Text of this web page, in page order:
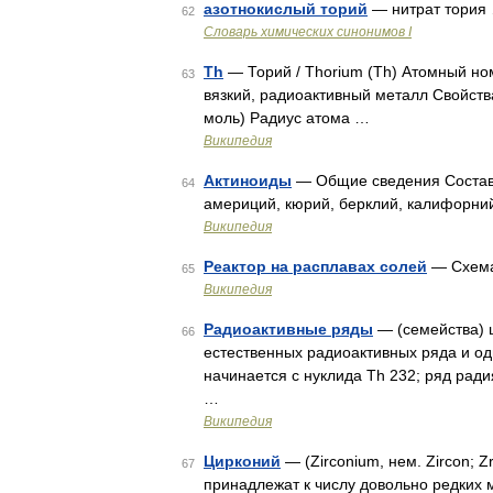
62 азотнокислый торий — нитрат
Cловарь химических синонимов I
63 Th — Торий / Thorium (Th) Атомный
вязкий, радиоактивный металл
моль) Радиус атома …
Википедия
64 Актиноиды — Общие сведения Состав
америций, кюрий, берклий,
Википедия
65 Реактор на расплавах солей —
Википедия
66 Радиоактивные ряды — (семейства)
естественных радиоактивных ряда и
начинается с нуклида Th 232; ряд
Википедия
67 Цирконий — (Zirconium, нем. Zircon;
принадлежат к числу довольно